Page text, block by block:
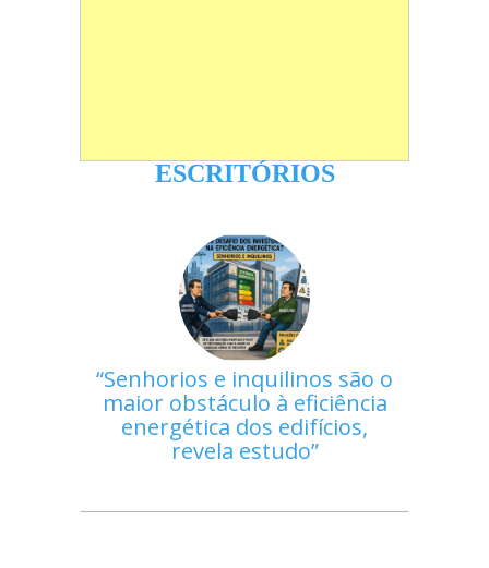
ESCRITÓRIOS
Senhorios e inquilinos são o
maior obstáculo à eficiência
energética dos edifícios,
revela estudo